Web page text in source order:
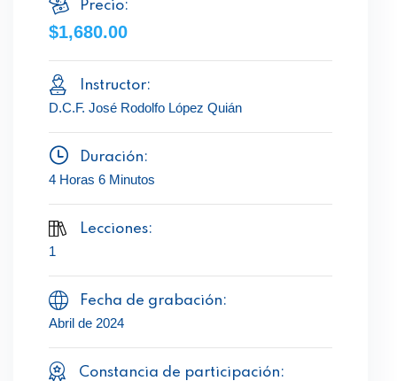
Precio:
$1,680.00
Instructor:
D.C.F. José Rodolfo López Quián
Duración:
4 Horas 6 Minutos
Lecciones:
1
Fecha de grabación:
Abril de 2024
Constancia de participación: